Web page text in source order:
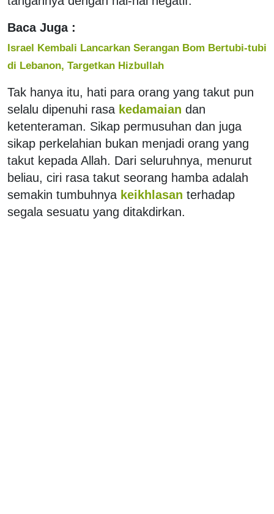
Baca Juga :
Israel Kembali Lancarkan Serangan Bom Bertubi-tubi
di Lebanon, Targetkan Hizbullah
Tak hanya itu, hati para orang yang takut pun
selalu dipenuhi rasa kedamaian dan
ketenteraman. Sikap permusuhan dan juga
sikap perkelahian bukan menjadi orang yang
takut kepada Allah. Dari seluruhnya, menurut
beliau, ciri rasa takut seorang hamba adalah
semakin tumbuhnya keikhlasan terhadap
segala sesuatu yang ditakdirkan.